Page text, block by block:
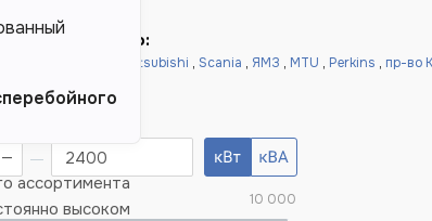
по двигателю:
Mitsubishi , Scania , ЯМЗ , MTU , Perkins , пр-во
кВт
10 000
ассортимента
высоком